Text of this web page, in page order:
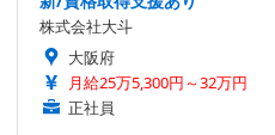
株式会社大斗
大阪府
月給25万5,300円～32万円
正社員